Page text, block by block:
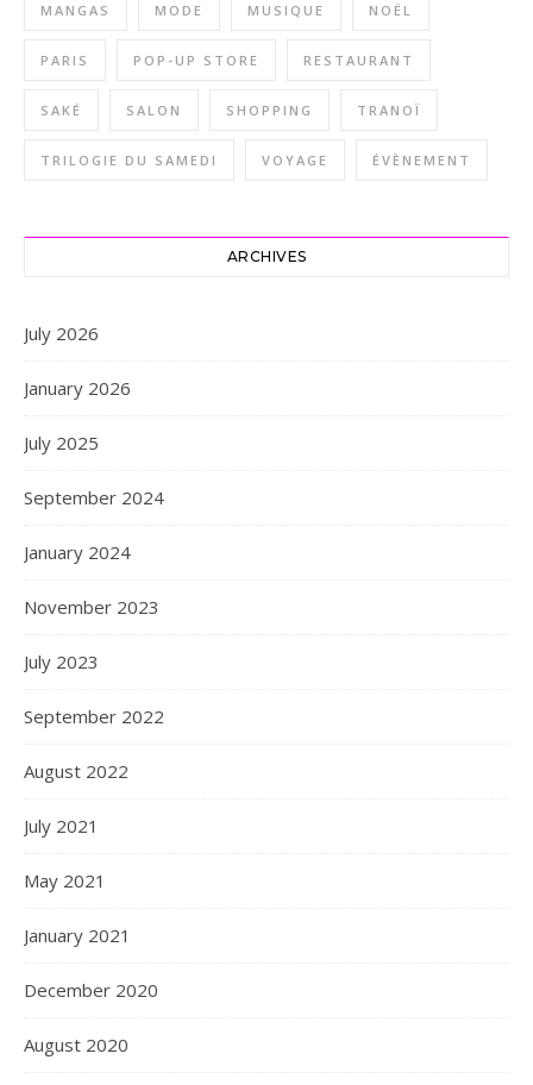
MANGAS MODE MUSIQUE NOËL
PARIS POP-UP STORE RESTAURANT
SAKÉ SALON SHOPPING TRANOÏ
TRILOGIE DU SAMEDI VOYAGE ÉVÈNEMENT
ARCHIVES
July 2026
January 2026
July 2025
September 2024
January 2024
November 2023
July 2023
September 2022
August 2022
July 2021
May 2021
January 2021
December 2020
August 2020